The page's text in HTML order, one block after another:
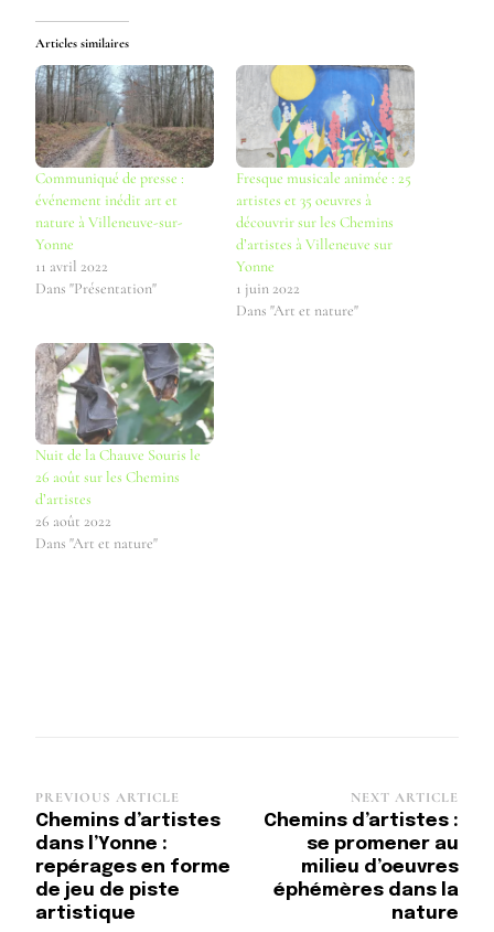
Articles similaires
Communiqué de presse :
événement inédit art et
nature à Villeneuve-sur-
Yonne
11 avril 2022
Dans "Présentation"
Fresque musicale animée : 25
artistes et 35 oeuvres à
découvrir sur les Chemins
d’artistes à Villeneuve sur
Yonne
1 juin 2022
Dans "Art et nature"
Nuit de la Chauve Souris le
26 août sur les Chemins
d’artistes
26 août 2022
Dans "Art et nature"
PREVIOUS ARTICLE
Chemins d’artistes
dans l’Yonne :
repérages en forme
de jeu de piste
artistique
NEXT ARTICLE
Chemins d’artistes :
se promener au
milieu d’oeuvres
éphémères dans la
nature